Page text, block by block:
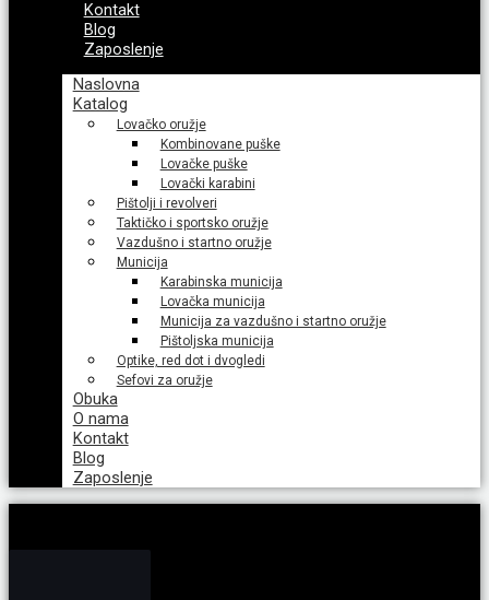
Kontakt
Blog
Zaposlenje
Naslovna
Katalog
Lovačko oružje
Kombinovane puške
Lovačke puške
Lovački karabini
Pištolji i revolveri
Taktičko i sportsko oružje
Vazdušno i startno oružje
Municija
Karabinska municija
Lovačka municija
Municija za vazdušno i startno oružje
Pištoljska municija
Optike, red dot i dvogledi
Sefovi za oružje
Obuka
O nama
Kontakt
Blog
Zaposlenje